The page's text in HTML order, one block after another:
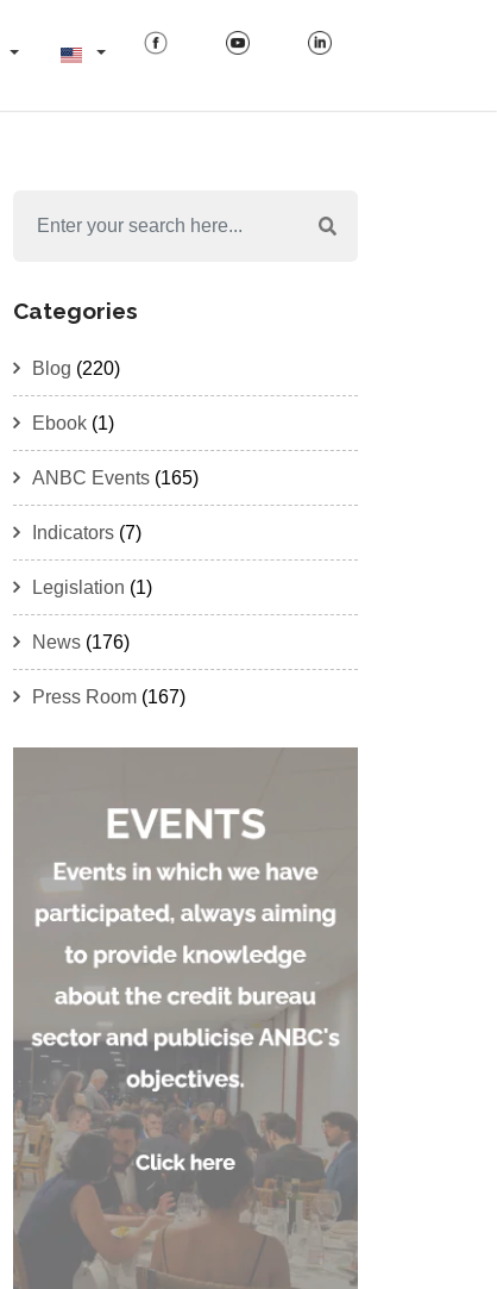
Categories
Blog (220)
Ebook (1)
ANBC Events (165)
Indicators (7)
Legislation (1)
News (176)
Press Room (167)